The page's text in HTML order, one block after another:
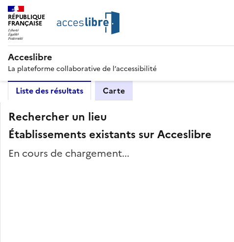
RÉPUBLIQUE
FRANÇAISE
Acceslibre
La plateforme collaborative de l’accessibilité
Liste des résultats Carte
Rechercher un lieu
Établissements existants sur Acceslibre
En cours de chargement...